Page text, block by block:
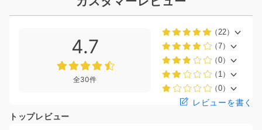
4.7
全30件
（22）
（7）
（0）
（1）
（0）
レビューを書く
トップレビュー